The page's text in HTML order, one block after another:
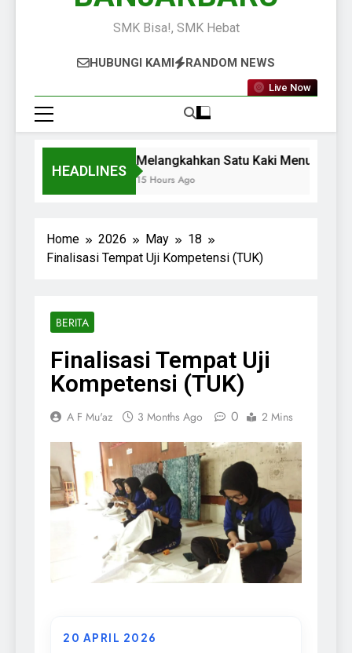
SMK Bisa!, SMK Hebat
HUBUNGI KAMI RANDOM NEWS
Live Now
HEADLINES
Melangkahkan Satu Kaki Menuju
15 Hours Ago
Home 2026 May
18
Finalisasi Tempat Uji Kompetensi (TUK)
BERITA
Finalisasi Tempat Uji
Kompetensi (TUK)
A F Mu'az 3 Months Ago 0 2 Mins
20 APRIL 2026